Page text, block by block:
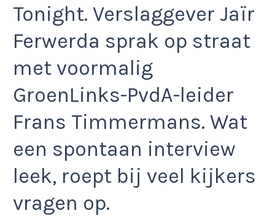
Tonight. Verslaggever Jaïr
Ferwerda sprak op straat
met voormalig
GroenLinks-PvdA-leider
Frans Timmermans. Wat
een spontaan interview
leek, roept bij veel kijkers
vragen op.